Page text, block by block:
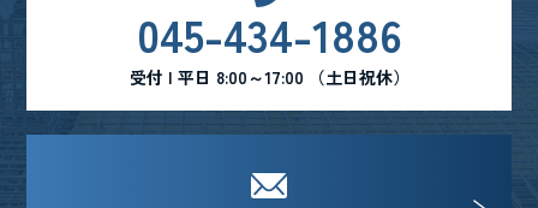
045-434-1886
受付 | 平日 8:00～17:00 （土日祝休）